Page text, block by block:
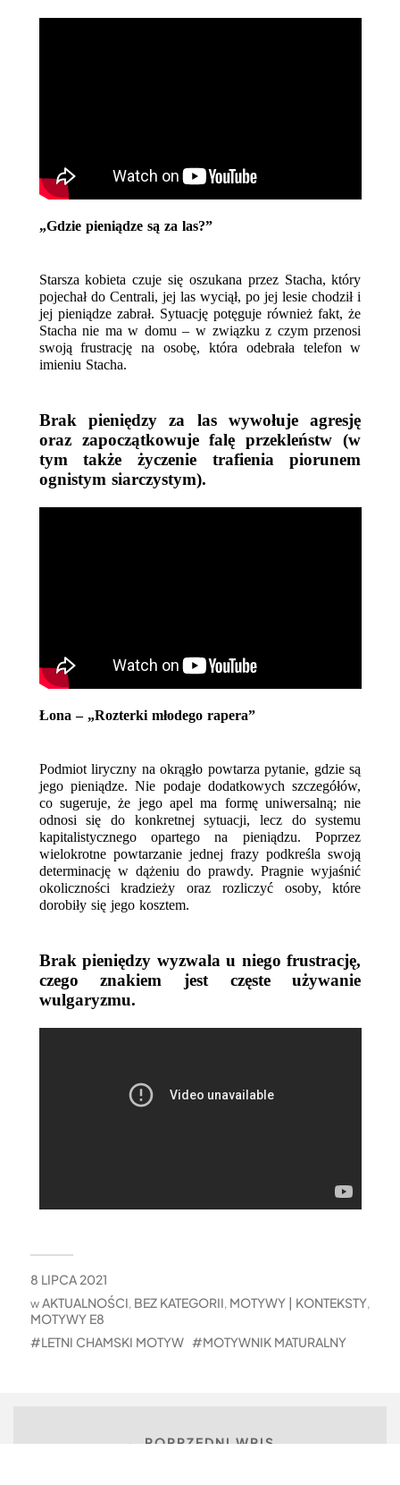
„Gdzie pieniądze są za las?”
Starsza kobieta czuje się oszukana przez Stacha, który
pojechał do Centrali, jej las wyciął, po jej lesie chodził i
jej pieniądze zabrał. Sytuację potęguje również fakt, że
Stacha nie ma w domu – w związku z czym przenosi
swoją frustrację na osobę, która odebrała telefon w
imieniu Stacha.
Brak pieniędzy za las wywołuje agresję
oraz zapoczątkowuje falę przekleństw (w
tym także życzenie trafienia piorunem
ognistym siarczystym).
Łona – „Rozterki młodego rapera”
Podmiot liryczny na okrągło powtarza pytanie, gdzie są
jego pieniądze. Nie podaje dodatkowych szczegółów,
co sugeruje, że jego apel ma formę uniwersalną; nie
odnosi się do konkretnej sytuacji, lecz do systemu
kapitalistycznego opartego na pieniądzu. Poprzez
wielokrotne powtarzanie jednej frazy podkreśla swoją
determinację w dążeniu do prawdy. Pragnie wyjaśnić
okoliczności kradzieży oraz rozliczyć osoby, które
dorobiły się jego kosztem.
Brak pieniędzy wyzwala u niego frustrację,
czego znakiem jest częste używanie
wulgaryzmu.
8 LIPCA 2021
wAKTUALNOŚCI, BEZ KATEGORII, MOTYWY | KONTEKSTY,
MOTYWY E8
LETNI CHAMSKI MOTYW
MOTYWNIK MATURALNY
← POPRZEDNI WPIS